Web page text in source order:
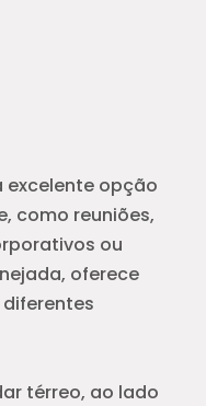
excelente opção
como reuniões,
ou
oferece
térreo, ao lado